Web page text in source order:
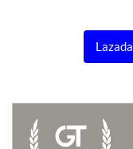
Lazada